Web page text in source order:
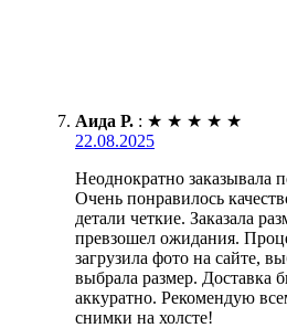
Аида Р. : ★ ★ ★ ★ ★
22.08.2025
Неоднократно заказывала
Очень понравилось
детали четкие. Заказала
превзошел ожидания.
загрузила фото на сайте,
выбрала размер. Доставка
аккуратно. Рекомендую
снимки на холсте!